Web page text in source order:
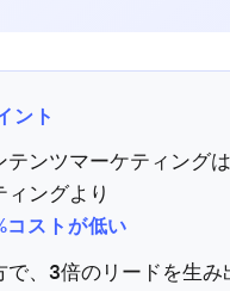
ント
テンツマーケティング
ィングより
コストが低い
で、3倍のリードを生み